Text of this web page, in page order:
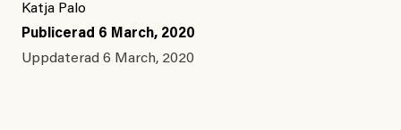
Katja Palo
Publicerad 6 March, 2020
Uppdaterad 6 March, 2020